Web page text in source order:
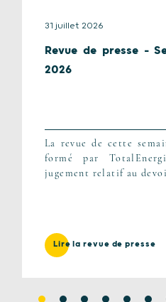
31 juillet 2026
Revue de presse –
2026
La revue de cette
formé par
jugement relatif au
Lire la revue de presse